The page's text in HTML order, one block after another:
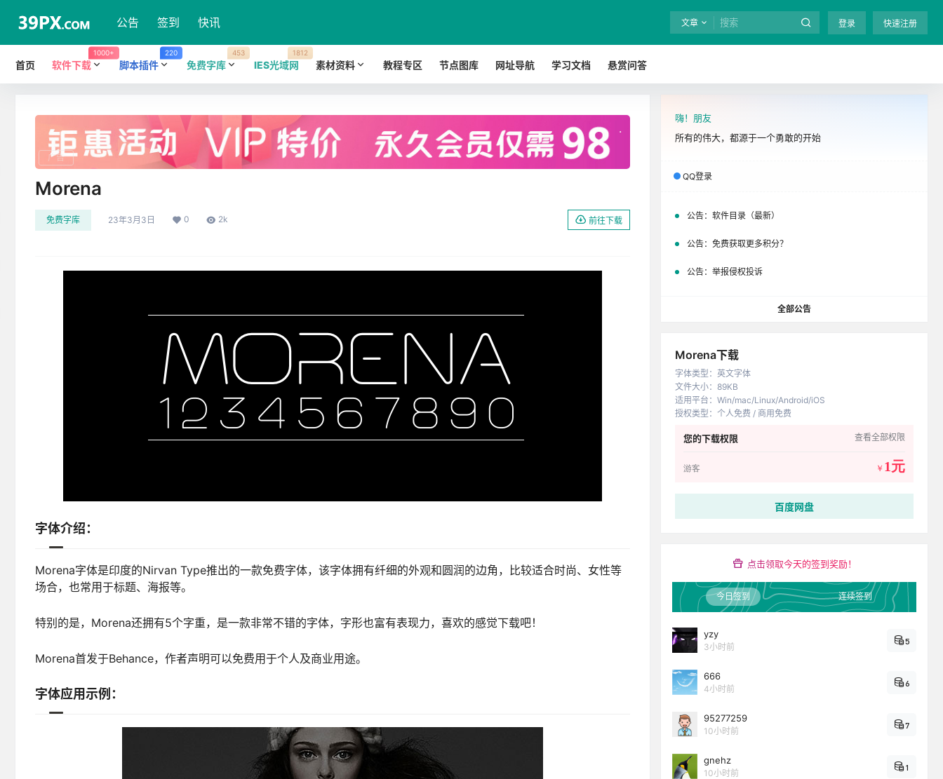
公告 签到 快讯 文章 登录 快速注册
首页 软件下载
1000+
脚本插件
220
免费字库
453
IES光域网
1812
素材资料 教程专区 节点图库 网址导航 学习文档 悬赏问答
. 全站终身免费下载！ 立即开通
广告
Morena
免费字库 23年3月3日 0 2k 前往下载
字体介绍：
Morena字体是印度的Nirvan Type推出的一款免费字体，该字体拥有纤细的外观和圆润的边角，比较适合时尚、女性等
场合，也常用于标题、海报等。
特别的是，Morena还拥有5个字重，是一款非常不错的字体，字形也富有表现力，喜欢的感觉下载吧！
Morena首发于Behance，作者声明可以免费用于个人及商业用途。
字体应用示例：
嗨！朋友
所有的伟大，都源于一个勇敢的开始
QQ登录
公告： 软件目录（最新）
公告： 免费获取更多积分？
公告： 举报侵权投诉
全部公告
Morena下载
字体类型 ： 英文字体
文件大小： 89KB
适用平台 ： Win/mac/Linux/Android/iOS
授权类型 ： 个人免费 / 商用免费
您的下载权限 查看全部权限
游客 ￥ 1元
百度网盘
点击领取今天的签到奖励！
今日签到 连续签到
yzy
3小时前
5
666
4小时前
6
95277259
10小时前
7
gnehz
10小时前
1